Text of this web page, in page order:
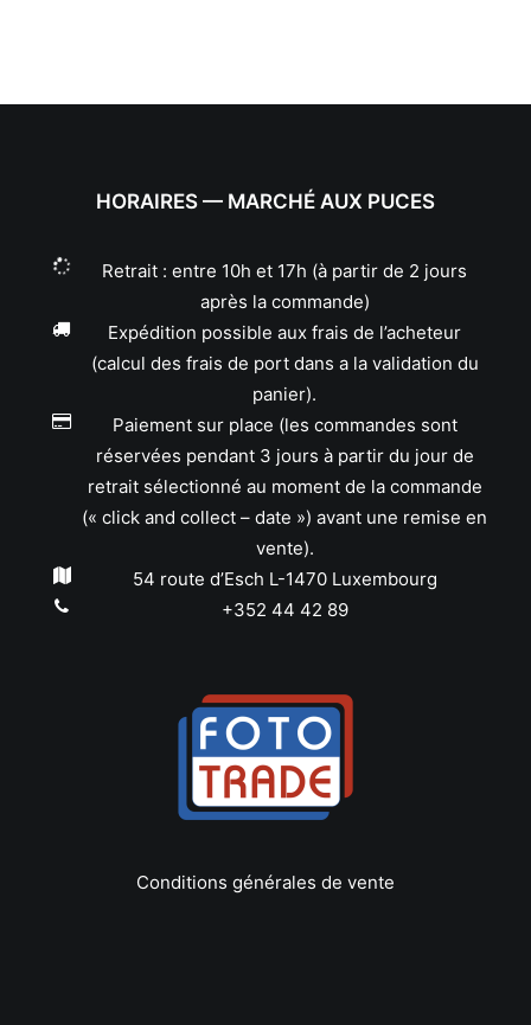
HORAIRES — MARCHÉ AUX PUCES
Retrait : entre 10h et 17h (à partir de 2 jours
après la commande)
Expédition possible aux frais de l’acheteur
(calcul des frais de port dans a la validation du
panier).
Paiement sur place (les commandes sont
réservées pendant 3 jours à partir du jour de
retrait sélectionné au moment de la commande
(« click and collect – date ») avant une remise en
vente).
54 route d’Esch L-1470 Luxembourg
+352 44 42 89
Conditions générales de vente